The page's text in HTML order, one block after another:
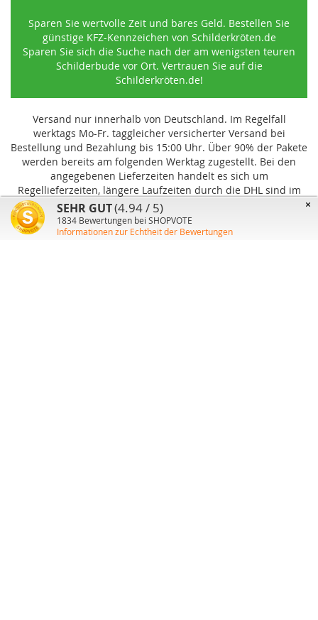
Sparen Sie wertvolle Zeit und bares Geld. Bestellen Sie
günstige KFZ-Kennzeichen von Schilderkröten.de
Sparen Sie sich die Suche nach der am wenigsten teuren
Schilderbude vor Ort. Vertrauen Sie auf die
Schilderkröten.de!
Versand nur innerhalb von Deutschland. Im Regelfall
werktags Mo-Fr. taggleicher versicherter Versand bei
Bestellung und Bezahlung bis 15:00 Uhr. Über 90% der Pakete
werden bereits am folgenden Werktag zugestellt. Bei den
angegebenen Lieferzeiten handelt es sich um
Regellieferzeiten, längere Laufzeiten durch die DHL sind im
Einzelfall möglich und können von uns nicht beeinflusst
werden.
×
SEHR GUT(4.94 / 5)
1834 Bewertungen bei SHOPVOTE
Informationen zur Echtheit der Bewertungen